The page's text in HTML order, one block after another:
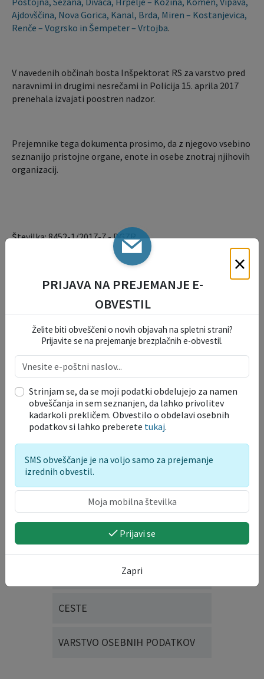
Ajdovščina, Nova Gorica, Kanal, Brda, Miren – Kostanjevica,
Renče – Vogrsko in Šempeter – Vrtojba.
V navedenih občinah bosta Inšpektorat RS za varstvo pred
naravnimi in drugimi nesrečami in Policija 15. aprila 2017
prenehala izvajati poostren nadzor.
Prejemnike tega dokumenta prosimo, da z njegovo vsebino
seznanijo pristojne organe, enote in osebe znotraj njihovih
organizacij.
Številka: 8452-1/2017-7 - DGZR
Dokumenti, priloge
razglas o prenehanju velike požarne ogroženosti
naravnega okolja na Primorskem 20170415
Velikost datoteke: 173 KB
Vloge in obrazci
OKOLJE IN PROSTOR
TURIZEM, KMETIJSTVO IN
GOSPODARSTVO
UPORABA JAVNIH POVRŠIN
DRUŽBENE IN SOCIALNE
DEJAVNOSTI
SPLOŠNE VLOGE
CESTE
VARSTVO OSEBNIH PODATKOV
×
PRIJAVA NA PREJEMANJE E-
OBVESTIL
Želite biti obveščeni o novih objavah na spletni strani?
Prijavite se na prejemanje brezplačnih e-obvestil.
Strinjam se, da se moji podatki obdelujejo za namen
obveščanja in sem seznanjen, da lahko privolitev
kadarkoli prekličem. Obvestilo o obdelavi osebnih
podatkov si lahko preberete tukaj.
SMS obveščanje je na voljo samo za prejemanje
izrednih obvestil.
Prijavi se
Zapri